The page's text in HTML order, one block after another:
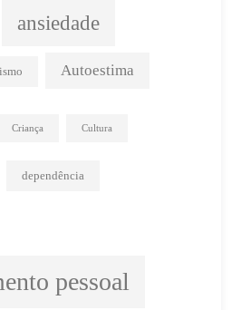
ansiedade
Autoestima
Criança Cultura
dependência
pessoal